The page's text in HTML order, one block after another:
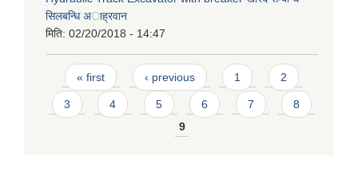
सिलबन्धि अाह्रवान
मिति: 02/20/2018 - 14:47
Pages
« first ‹ previous 1 2
3 4 5 6 7
8
9